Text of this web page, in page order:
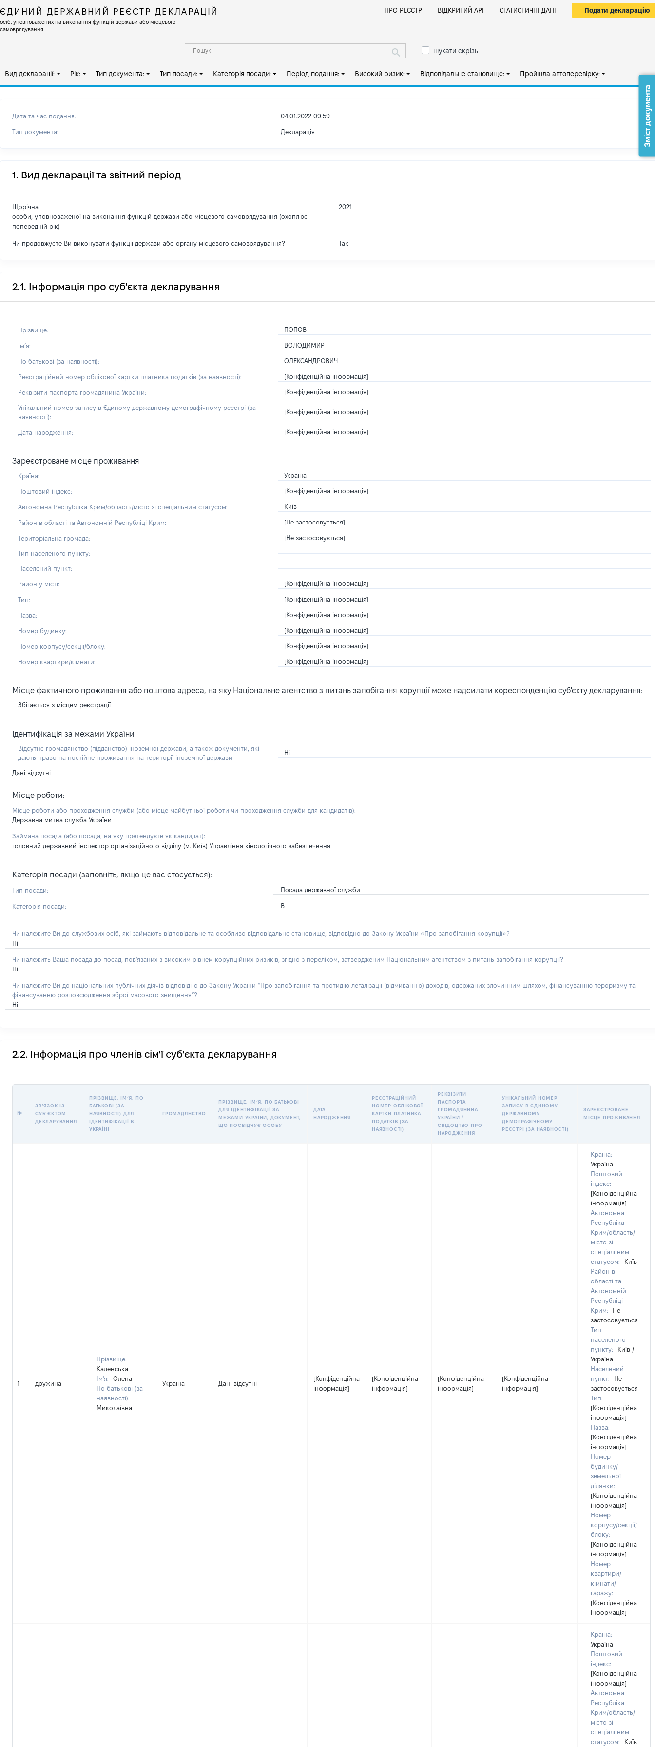
ЄДИНИЙ ДЕРЖАВНИЙ РЕЄСТР ДЕКЛАРАЦІЙ
осіб, уповноважених на виконання функцій держави або місцевого
самоврядування
ПРО РЕЄСТР ВІДКРИТИЙ АРІ СТАТИСТИЧНІ ДАНІ Подати декларацію
шукати скрізь
Вид декларації: Рік: Тип документа: Тип посади: Категорія посади: Період подання: Високий ризик: Відповідальне становище: Пройшла автоперевірку:
Дата та час подання: 04.01.2022 09:59
Тип документа: Декларація
1. Вид декларації та звітний період
Щорічна
особи, уповноваженої на виконання функцій держави або місцевого самоврядування (охоплює
попередній рік)
2021
Чи продовжуєте Ви виконувати функції держави або органу місцевого самоврядування? Так
2.1. Інформація про суб'єкта декларування
Прізвище: ПОПОВ
Імʼя: ВОЛОДИМИР
По батькові (за наявності): ОЛЕКСАНДРОВИЧ
Реєстраційний номер облікової картки платника податків (за наявності): [Конфіденційна інформація]
Реквізити паспорта громадянина України: [Конфіденційна інформація]
Унікальний номер запису в Єдиному державному демографічному реєстрі (за
наявності):
[Конфіденційна інформація]
Дата народження: [Конфіденційна інформація]
Зареєстроване місце проживання
Країна: Україна
Поштовий індекс: [Конфіденційна інформація]
Автономна Республіка Крим/область/місто зі спеціальним статусом: Київ
Район в області та Автономній Республіці Крим: [Не застосовується]
Територіальна громада: [Не застосовується]
Тип населеного пункту:
Населений пункт:
Район у місті: [Конфіденційна інформація]
Тип: [Конфіденційна інформація]
Назва: [Конфіденційна інформація]
Номер будинку: [Конфіденційна інформація]
Номер корпусу/секції/блоку: [Конфіденційна інформація]
Номер квартири/кімнати: [Конфіденційна інформація]
Місце фактичного проживання або поштова адреса, на яку Національне агентство з питань запобігання корупції може надсилати кореспонденцію суб'єкту декларування:
Збігається з місцем реєстрації
Ідентифікація за межами України
Відсутнє громадянство (підданство) іноземної держави, а також документи, які
дають право на постійне проживання на території іноземної держави
Ні
Дані відсутні
Місце роботи:
Місце роботи або проходження служби (або місце майбутньої роботи чи проходження служби для кандидатів):
Державна митна служба України
Займана посада (або посада, на яку претендуєте як кандидат):
головний державний інспектор організаційного відділу (м. Київ) Управління кінологічного забезпечення
Категорія посади (заповніть, якщо це вас стосується):
Тип посади: Посада державної служби
Категорія посади: В
Чи належите Ви до службових осіб, які займають відповідальне та особливо відповідальне становище, відповідно до Закону України «Про запобігання корупції»?
Ні
Чи належить Ваша посада до посад, пов'язаних з високим рівнем корупційних ризиків, згідно з переліком, затвердженим Національним агентством з питань запобігання корупції?
Ні
Чи належите Ви до національних публічних діячів відповідно до Закону України “Про запобігання та протидію легалізації (відмиванню) доходів, одержаних злочинним шляхом, фінансуванню тероризму та
фінансуванню розповсюдження зброї масового знищення”?
Ні
2.2. Інформація про членів сім'ї суб'єкта декларування
№
ЗВʼЯЗОК ІЗ
СУБʼЄКТОМ
ДЕКЛАРУВАННЯ
ПРІЗВИЩЕ, ІМʼЯ, ПО
БАТЬКОВІ (ЗА
НАЯВНОСТІ) ДЛЯ
ІДЕНТИФІКАЦІЇ В
УКРАЇНІ
ГРОМАДЯНСТВО
ПРІЗВИЩЕ, ІМʼЯ, ПО БАТЬКОВІ
ДЛЯ ІДЕНТИФІКАЦІЇ ЗА
МЕЖАМИ УКРАЇНИ, ДОКУМЕНТ,
ЩО ПОСВІДЧУЄ ОСОБУ
ДАТА
НАРОДЖЕННЯ
РЕЄСТРАЦІЙНИЙ
НОМЕР ОБЛІКОВОЇ
КАРТКИ ПЛАТНИКА
ПОДАТКІВ (ЗА
НАЯВНОСТІ)
РЕКВІЗИТИ
ПАСПОРТА
ГРОМАДЯНИНА
УКРАЇНИ /
СВІДОЦТВО ПРО
НАРОДЖЕННЯ
УНІКАЛЬНИЙ НОМЕР
ЗАПИСУ В ЄДИНОМУ
ДЕРЖАВНОМУ
ДЕМОГРАФІЧНОМУ
РЕЄСТРІ (ЗА НАЯВНОСТІ)
ЗАРЕЄСТРОВАНЕ
МІСЦЕ ПРОЖИВАННЯ
1 дружина
Прізвище:
Каленська
Ім'я:
Олена
По батькові (за
наявності):
Миколаївна
Україна Дані відсутні
[Конфіденційна
інформація]
[Конфіденційна
інформація]
[Конфіденційна
інформація]
[Конфіденційна
інформація]
Країна:
Україна
Поштовий
індекс:
[Конфіденційна
інформація]
Автономна
Республіка
Крим/область/
місто зі
спеціальним
статусом:
Київ
Район в
області та
Автономній
Республіці
Крим:
Не
застосовується
Тип
населеного
пункту:
Київ /
Україна
Населений
пункт:
Не
застосовується
Тип:
[Конфіденційна
інформація]
Назва:
[Конфіденційна
інформація]
Номер
будинку/
земельної
ділянки:
[Конфіденційна
інформація]
Номер
корпусу/секції/
блоку:
[Конфіденційна
інформація]
Номер
квартири/
кімнати/
гаражу:
[Конфіденційна
інформація]
Країна:
Україна
Поштовий
індекс:
[Конфіденційна
інформація]
Автономна
Республіка
Крим/область/
місто зі
спеціальним
статусом:
Київ
Зміст документа